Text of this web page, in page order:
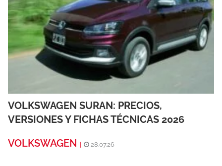
VOLKSWAGEN SURAN: PRECIOS,
VERSIONES Y FICHAS TÉCNICAS 2026
VOLKSWAGEN | 28.07.26